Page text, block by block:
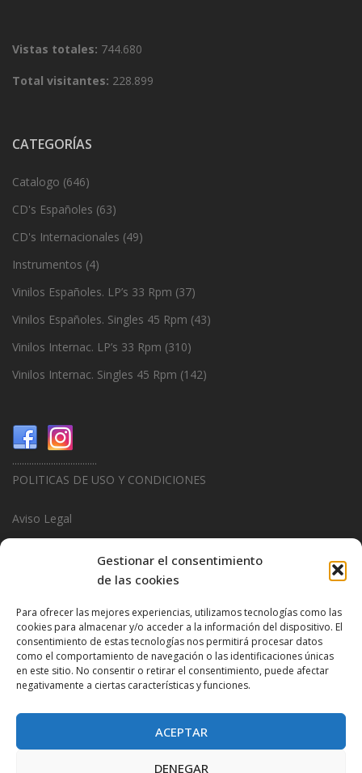
Gestionar el consentimiento
de las cookies
Para ofrecer las mejores experiencias, utilizamos tecnologías como las
cookies para almacenar y/o acceder a la información del dispositivo. El
consentimiento de estas tecnologías nos permitirá procesar datos
como el comportamiento de navegación o las identificaciones únicas
en este sitio. No consentir o retirar el consentimiento, puede afectar
negativamente a ciertas características y funciones.
ACEPTAR
DENEGAR
Vistas totales: 744.680
Total visitantes: 228.899
CATEGORÍAS
Catalogo (646)
CD's Españoles (63)
CD's Internacionales (49)
Instrumentos (4)
Vinilos Españoles. LP’s 33 Rpm (37)
Vinilos Españoles. Singles 45 Rpm (43)
Vinilos Internac. LP’s 33 Rpm (310)
Vinilos Internac. Singles 45 Rpm (142)
...................................
POLITICAS DE USO Y CONDICIONES
Aviso Legal
Politica de Privacidad
...................................
Design & Promotions ByHitred.com